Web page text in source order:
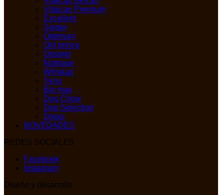
Vitalcan Premium
Excellent
Sieger
Optimum
Old prince
Osspret
Nutrique
Whiskas
Yenu
Bio max
Dog Chow
Dog Selection
Dogui
NOVEDADES
REDES SOCIALES
Facebook
Instagram
Diseño y desarrollo